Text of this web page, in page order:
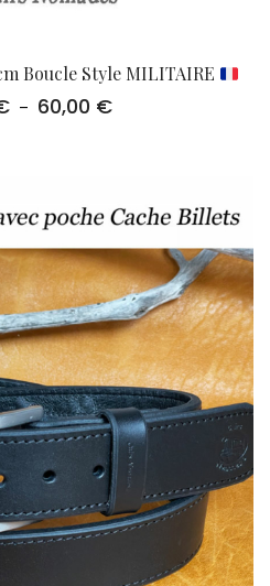
Boucle Style MILITAIRE
– 60,00 €Plage
60,00 €